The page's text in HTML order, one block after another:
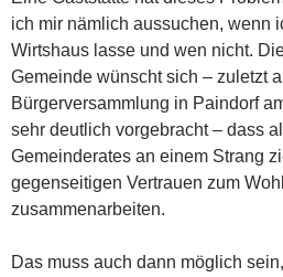
ich mir nämlich aussuchen, wenn
Wirtshaus lasse und wen nicht.
Gemeinde wünscht sich – zuletzt
Bürgerversammlung in Paindorf
sehr deutlich vorgebracht – dass
Gemeinderates an einem Strang
gegenseitigen Vertrauen zum
zusammenarbeiten.
Das muss auch dann möglich